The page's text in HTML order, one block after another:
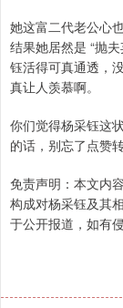
她这富二代老公心
结果她居然是 “抛
钰活得可真通透，
真让人羡慕啊。
你们觉得杨采钰这
的话，别忘了点赞
免责声明：本文内
构成对杨采钰及其
于公开报道，如有